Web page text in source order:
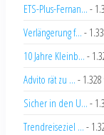
ETS-Plus-Fernan... -
Verlängerung f... -
10 Jahre Kleinb... -
Advito rät zu ... -
Sicher in den U... -
Trendreiseziel ... -